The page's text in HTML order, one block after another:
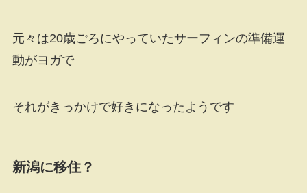
元々は20歳ごろにやっていたサーフィンの準備運
動がヨガで
それがきっかけで好きになったようです
新潟に移住？